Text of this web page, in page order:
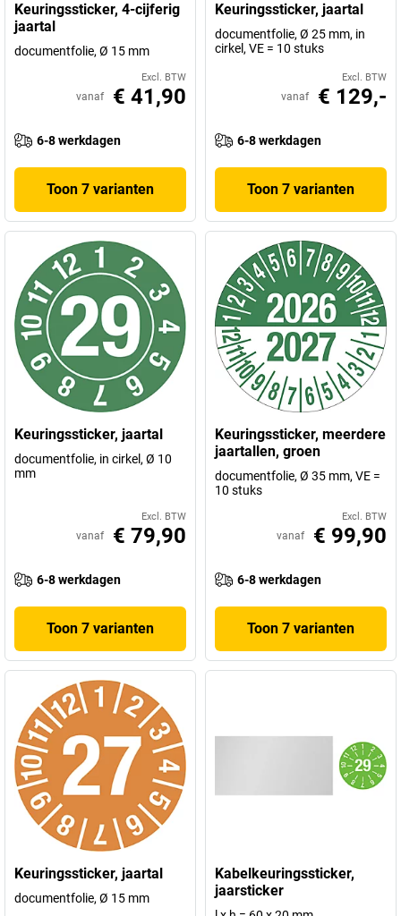
Keuringssticker, 4-cijferig
jaartal
documentfolie, Ø 15 mm
Excl. BTW
vanaf € 41,90
6-8 werkdagen
Toon 7 varianten
Keuringssticker, jaartal
documentfolie, Ø 25 mm, in
cirkel, VE = 10 stuks
Excl. BTW
vanaf € 129,-
6-8 werkdagen
Toon 7 varianten
Keuringssticker, jaartal
documentfolie, in cirkel, Ø 10
mm
Excl. BTW
vanaf € 79,90
6-8 werkdagen
Toon 7 varianten
Keuringssticker, meerdere
jaartallen, groen
documentfolie, Ø 35 mm, VE =
10 stuks
Excl. BTW
vanaf € 99,90
6-8 werkdagen
Toon 7 varianten
Keuringssticker, jaartal
documentfolie, Ø 15 mm
Kabelkeuringssticker,
jaarsticker